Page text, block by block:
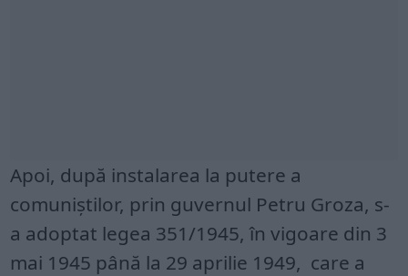
Apoi, după instalarea la putere a
comuniștilor, prin guvernul Petru Groza, s-
a adoptat legea 351/1945, în vigoare din 3
mai 1945 până la 29 aprilie 1949, care a